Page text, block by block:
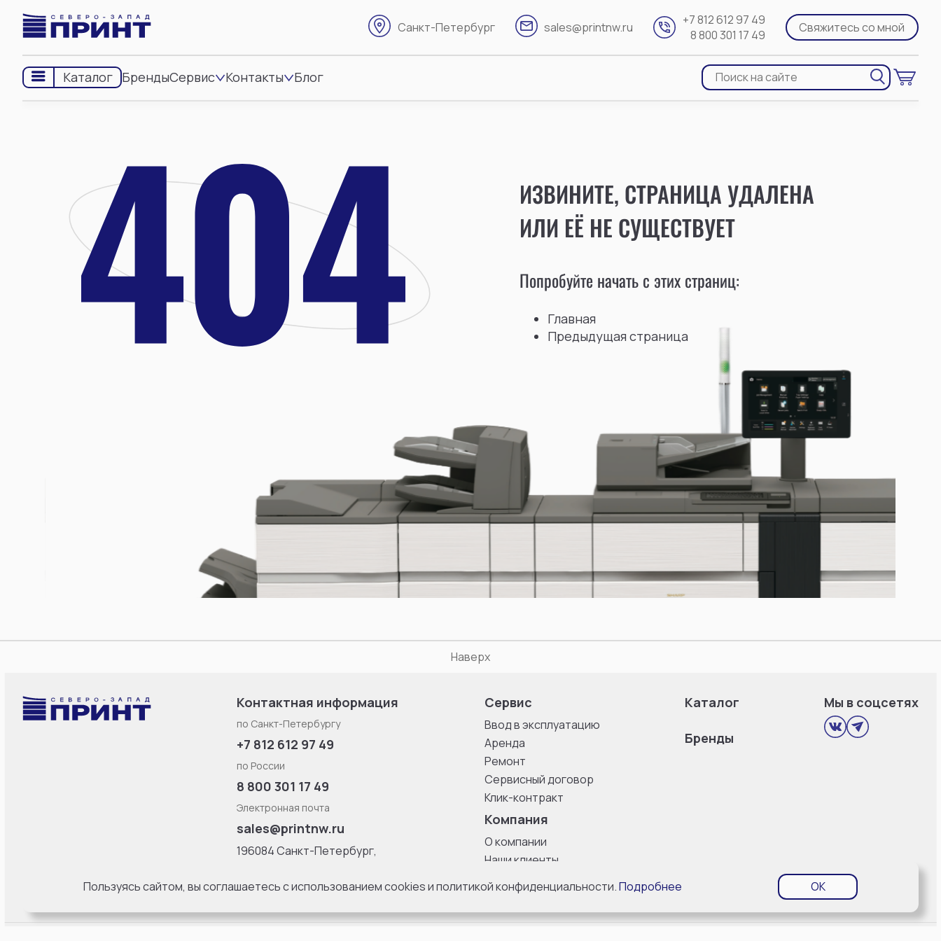
Санкт-Петербург sales@printnw.ru
+7 812 612 97 49
8 800 301 17 49
Свяжитесь со мной
Каталог БрендыСервис Контакты Блог
ИЗВИНИТЕ, СТРАНИЦА УДАЛЕНА
ИЛИ ЕЁ НЕ СУЩЕСТВУЕТ
Попробуйте начать с этих страниц:
Главная
Предыдущая страница
Наверх
Контактная информация
по Санкт-Петербургу
+7 812 612 97 49
по России
8 800 301 17 49
Электронная почта
sales@printnw.ru
196084 Санкт-Петербург,
литерa Б, офис 8 с 10:00 до
Сервис
Ввод в эксплуатацию
Аренда
Ремонт
Сервисный договор
Клик-контракт
Компания
О компании
Наши клиенты
Каталог
Бренды
Мы в соцсетях
Пользуясь сайтом, вы соглашаетесь с использованием cookies и политикой конфиденциальности.Подробнее OK